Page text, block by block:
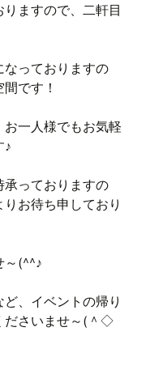
ますので、二軒目
なっておりますの
です！
一人様でもお気軽
♪
っておりますの
お待ち申しており
～(^^♪
、イベントの帰り
ださいませ～(＾◇